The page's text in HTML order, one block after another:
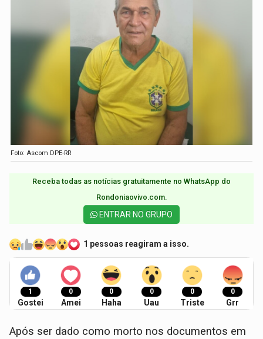
Foto: Ascom DPE-RR
Receba todas as notícias gratuitamente no WhatsApp do
Rondoniaovivo.com.​
ENTRAR NO GRUPO
1 pessoas reagiram a isso.
1
Gostei
0
Amei
0
Haha
0
Uau
0
Triste
0
Grr
Após ser dado como morto nos documentos em